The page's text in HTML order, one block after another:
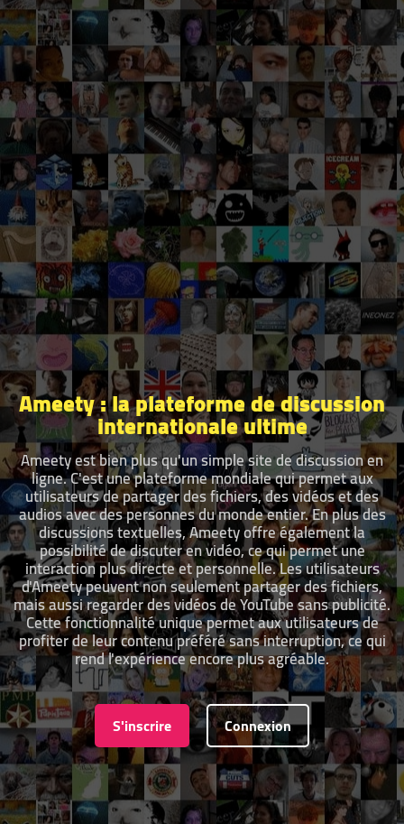
Ameety : la plateforme de discussion
internationale ultime
Ameety est bien plus qu'un simple site de discussion en
ligne. C'est une plateforme mondiale qui permet aux
utilisateurs de partager des fichiers, des vidéos et des
audios avec des personnes du monde entier. En plus des
discussions textuelles, Ameety offre également la
possibilité de discuter en vidéo, ce qui permet une
interaction plus directe et personnelle. Les utilisateurs
d'Ameety peuvent non seulement partager des fichiers,
mais aussi regarder des vidéos de YouTube sans publicité.
Cette fonctionnalité unique permet aux utilisateurs de
profiter de leur contenu préféré sans interruption, ce qui
rend l'expérience encore plus agréable.
S'inscrire Connexion